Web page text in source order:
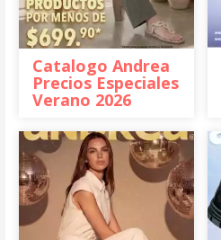
Catalogo Andrea
Precios Especiales
Verano 2026